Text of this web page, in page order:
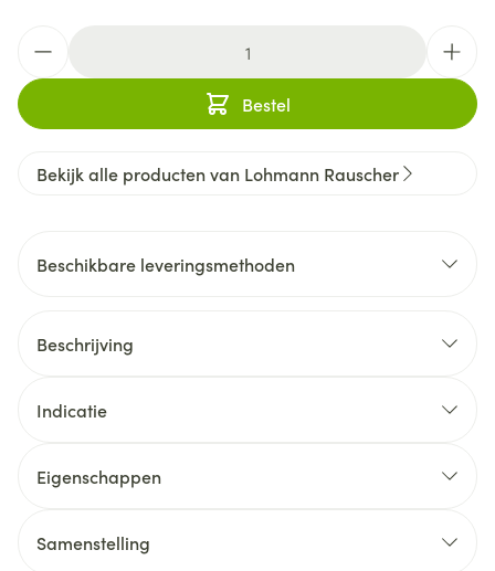
Bestel
Bekijk alle producten van Lohmann Rauscher
Beschikbare leveringsmethoden
Beschrijving
Indicatie
Eigenschappen
Samenstelling